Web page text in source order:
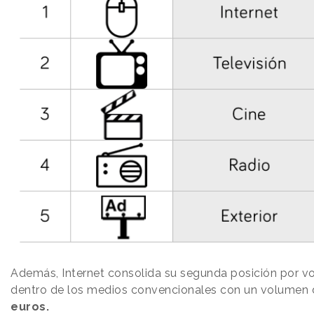
Además, Internet consolida su segunda posición por
dentro de los medios convencionales con un volumen
euros.